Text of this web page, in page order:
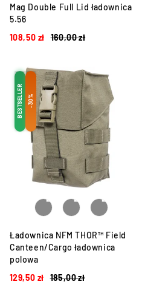
Mag Double Full Lid ładownica
5.56
160,00zł
108,50 zł
BESTSELLER -30%
Ładownica NFM THOR™ Field
Canteen/Cargo ładownica
polowa
185,00zł
129,50 zł